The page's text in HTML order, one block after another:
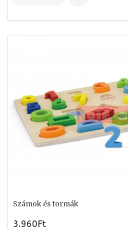
Számok és formák
3.960Ft